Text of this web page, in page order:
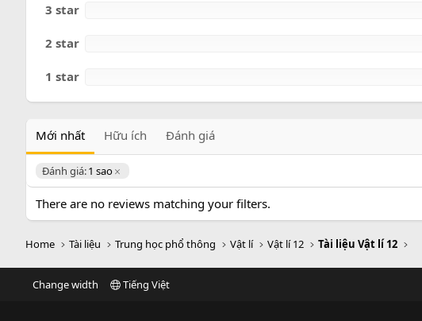
3 star
2 star
1 star
Mới nhất Hữu ích Đánh giá
Đánh giá:1 sao
There are no reviews matching your filters.
Home Tài liệu Trung học phổ thông Vật lí Vật lí 12 Tài liệu Vật lí 12
Change width Tiếng Việt